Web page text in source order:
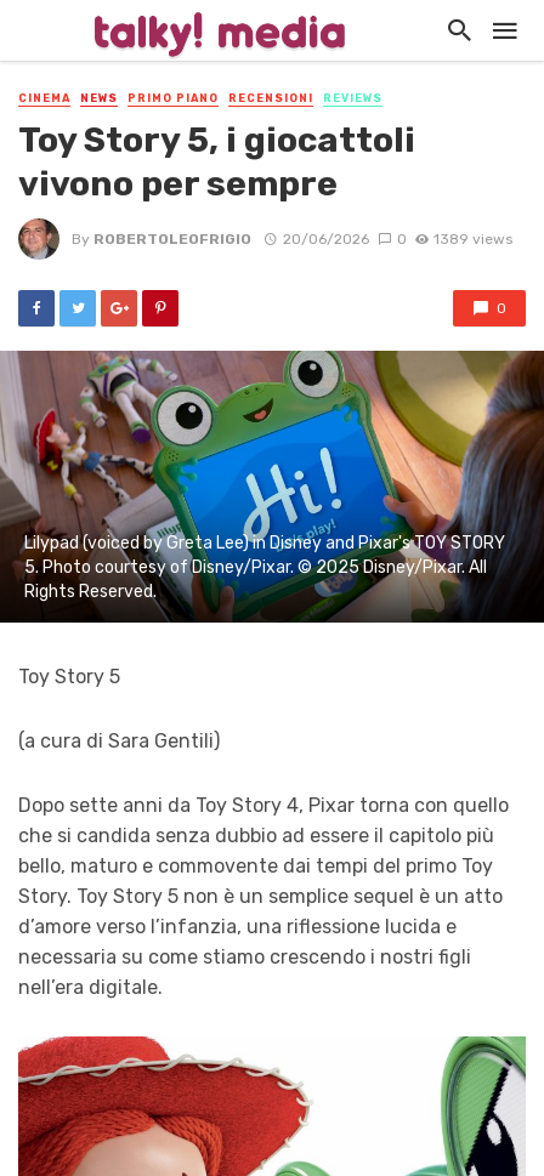
CINEMA NEWS PRIMO PIANO RECENSIONI REVIEWS
Toy Story 5, i giocattoli
vivono per sempre
By ROBERTOLEOFRIGIO 20/06/2026 0 1389 views
0
Lilypad (voiced by Greta Lee) in Disney and Pixar's TOY STORY
5. Photo courtesy of Disney/Pixar. © 2025 Disney/Pixar. All
Rights Reserved.
Toy Story 5
(a cura di Sara Gentili)
Dopo sette anni da Toy Story 4, Pixar torna con quello
che si candida senza dubbio ad essere il capitolo più
bello, maturo e commovente dai tempi del primo Toy
Story. Toy Story 5 non è un semplice sequel è un atto
d’amore verso l’infanzia, una riflessione lucida e
necessaria su come stiamo crescendo i nostri figli
nell’era digitale.